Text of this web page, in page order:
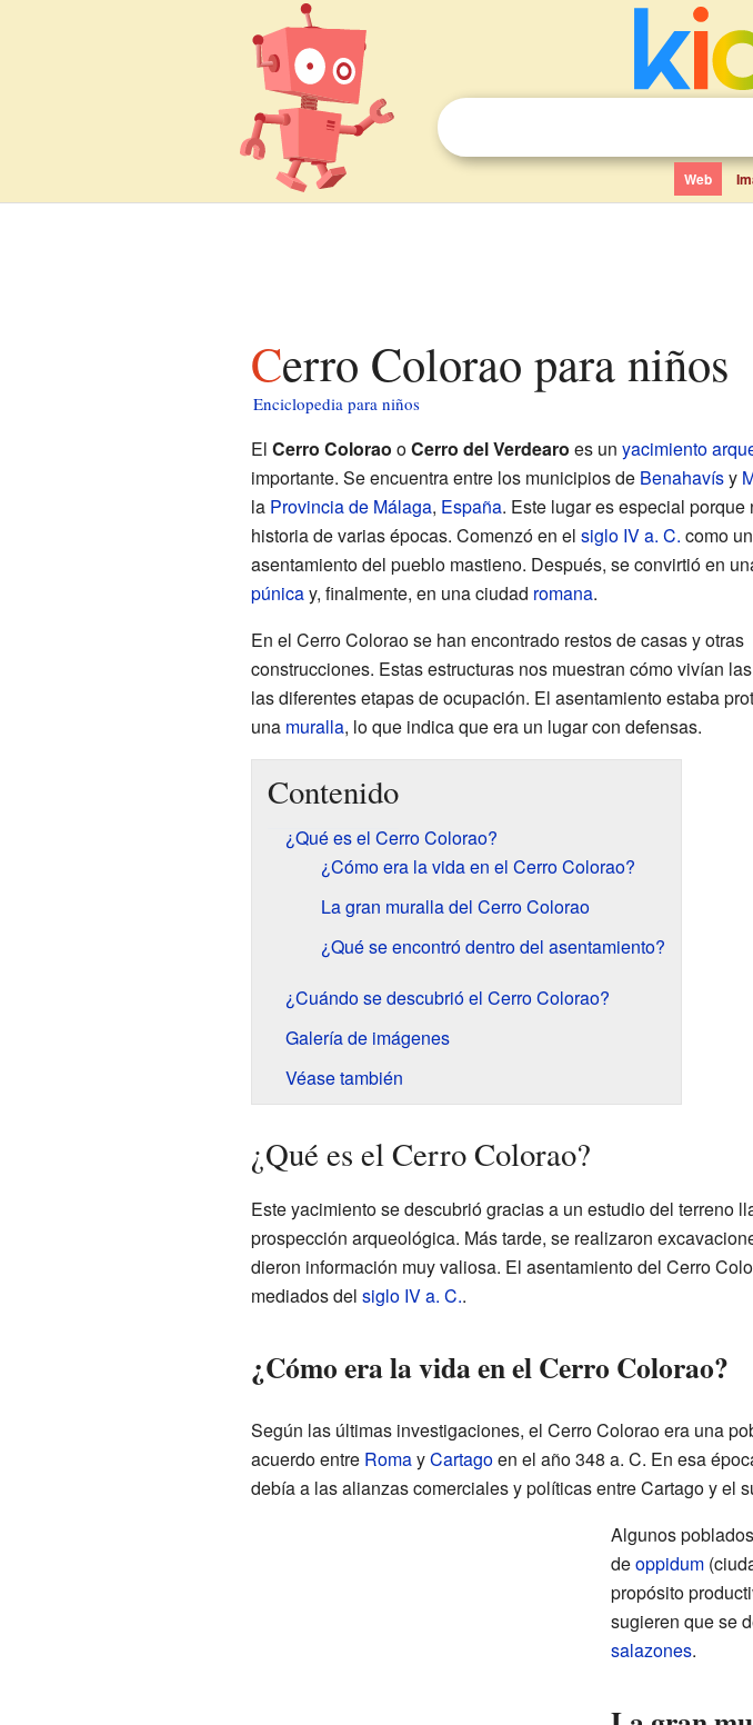
Web
Cerro Colorao para niños
Enciclopedia para niños
El Cerro Colorao oCerro del Verdearo es un yacimiento
importante. Se encuentra entre los municipios de Benahavísy
la Provincia de Málaga, España. Este lugar es especial porque
historia de varias épocas. Comenzó en el siglo IV a. C. como un
asentamiento del pueblo mastieno. Después, se convirtió en
púnicay, finalmente, en una ciudad romana.
En el Cerro Colorao se han encontrado restos de casas y otras
construcciones. Estas estructuras nos muestran cómo vivían
las diferentes etapas de ocupación. El asentamiento estaba
una muralla, lo que indica que era un lugar con defensas.
Contenido
¿Qué es el Cerro Colorao?
¿Cómo era la vida en el Cerro Colorao?
La gran muralla del Cerro Colorao
¿Qué se encontró dentro del asentamiento?
¿Cuándo se descubrió el Cerro Colorao?
Galería de imágenes
Véase también
¿Qué es el Cerro Colorao?
Este yacimiento se descubrió gracias a un estudio del terreno
prospección arqueológica. Más tarde, se realizaron
dieron información muy valiosa. El asentamiento del Cerro
mediados del siglo IV a. C..
¿Cómo era la vida en el Cerro Colorao?
Según las últimas investigaciones, el Cerro Colorao era una
acuerdo entre RomayCartagoen el año 348 a. C. En esa
debía a las alianzas comerciales y políticas entre Cartago y el
Algunos
deoppidum
propósito
sugieren que se
salazones.